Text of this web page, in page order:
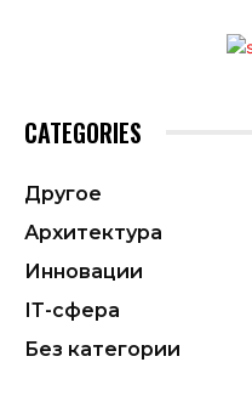
CATEGORIES
Другое
Архитектура
Инновации
ІТ-сфера
Без категории